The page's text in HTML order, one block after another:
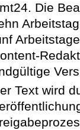
Die
Text wird